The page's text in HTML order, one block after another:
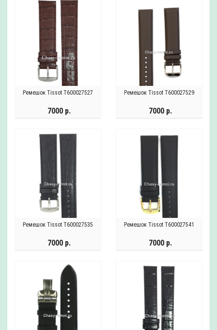
Ремешок Tissot T600027527
7000 р.
Ремешок Tissot T600027529
7000 р.
Ремешок Tissot T600027535
7000 р.
Ремешок Tissot T600027541
7000 р.